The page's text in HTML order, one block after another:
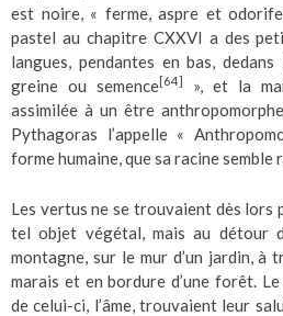
est noire, « ferme, aspre et
pastel au chapitre CXXVI a des
langues, pendantes en bas,
greine ou semence[64]
», et la
assimilée à un être
Pythagoras l’appelle «
forme humaine, que sa racine semble
Les vertus ne se trouvaient dès lors
tel objet végétal, mais au détour
montagne, sur le mur d’un jardin, à
marais et en bordure d’une forêt.
de celui-ci, l’âme, trouvaient leur